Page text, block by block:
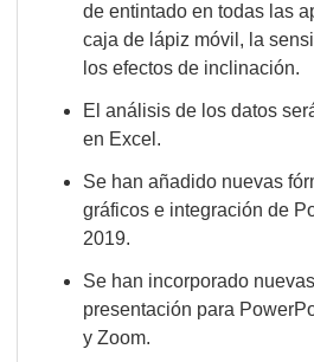
de entintado en todas las
caja de lápiz móvil, la
los efectos de inclinación.
El análisis de los datos
en Excel.
Se han añadido nuevas
gráficos e integración de
2019.
Se han incorporado
presentación para
y Zoom.